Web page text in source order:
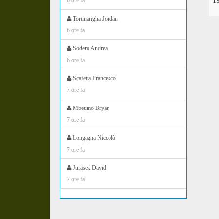
Torunarigha Jordan
6 ore fa
Sodero Andrea
6 ore fa
Scafetta Francesco
7 ore fa
Mbeumo Bryan
7 ore fa
Longagna Niccolò
7 ore fa
Jurasek David
7 ore fa